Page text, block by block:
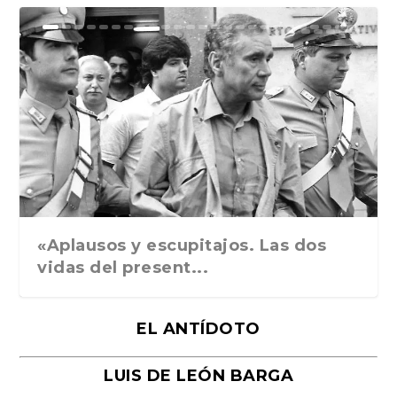
Ground Rules. Alejan...
«Rafael: Poesía subl...
Bienvenidos al circo...
Georges de La Tour. ...
Robert Capa: la hist...
«Aplausos y escupitajos. Las dos
vidas del present...
EL ANTÍDOTO
LUIS DE LEÓN BARGA